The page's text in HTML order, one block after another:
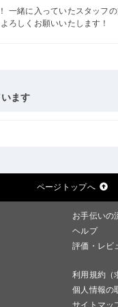
一緒に入っていたスタッフ
ろしくお願いいたします！
ます
ページトップへ
お手伝いの
ヘルプ
評価・レビ
利用規約（
個人情報の
サイトマッ